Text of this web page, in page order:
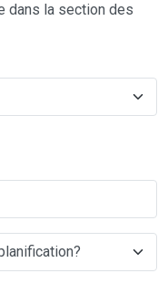
dans la section des